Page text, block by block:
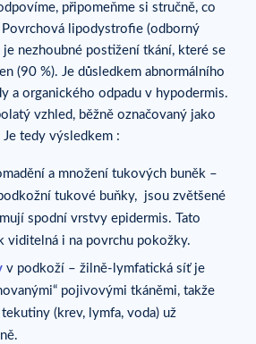
připomeňme si stručně, co
Povrchová lipodystrofie (odborný
nezhoubné postižení tkání, které se
(90 %). Je důsledkem abnormálního
a organického odpadu v hypodermis.
vzhled, běžně označovaný jako
Je tedy výsledkem :
a množení tukových buněk –
tukové buňky, jsou zvětšené
spodní vrstvy epidermis. Tato
viditelná i na povrchu pokožky.
v podkoží – žilně-lymfatická síť je
pojivovými tkáněmi, takže
(krev, lymfa, voda) už